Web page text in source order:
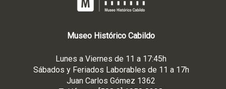
Museo Histórico Cabildo
Lunes a Viernes de 11 a 17:45h
Sábados y Feriados Laborables de 11 a 17h
Juan Carlos Gómez 1362